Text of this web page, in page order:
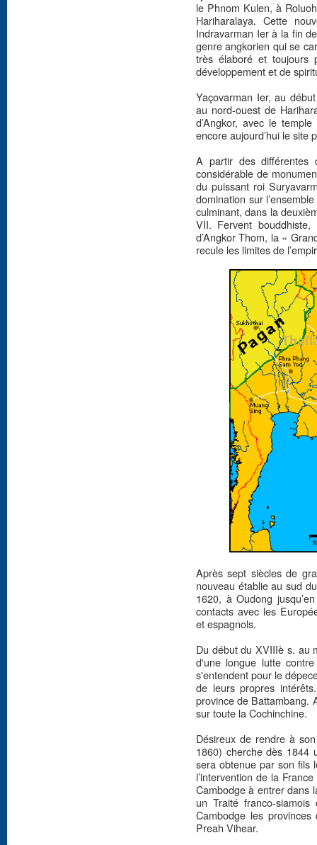
le Phnom Kulen, à
Hariharalaya. Cette
Indravarman Ier à la fin
genre angkorien qui se
très élaboré et toujours
développement et de
Yaçovarman Ier, au
au nord-ouest de
d’Angkor, avec le
encore aujourd’hui le site
A partir des différentes
considérable de
du puissant roi
domination sur
culminant, dans la
VII. Fervent
d’Angkor Thom, la «
recule les limites de
Après sept siècles de
nouveau établie au sud
1620, à Oudong
contacts avec les
et espagnols.
Du début du XVIIIè s. au
d'une longue lutte
s'entendent pour le
de leurs propres
province de Battambang.
sur toute la Cochinchine.
Désireux de rendre à
1860) cherche dès 1844
sera obtenue par son fils
l’intervention de la
Cambodge à entrer dans
un Traité franco-
Cambodge les
Preah Vihear.